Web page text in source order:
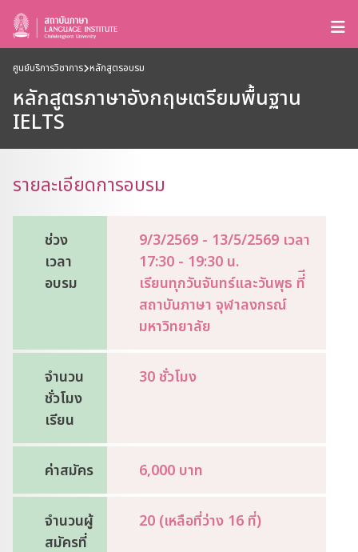
ศูนย์บริการวิชาการ หลักสูตรอบรม
หลักสูตรภาษาอังกฤษเตรียมพื้นฐาน
IELTS
รายละเอียดการอบรม
ช่วง
เวลา
อบรม
9/3/2569 - 13/5/2569 เวลา
17:30 - 19:30 น.
เรียนทุกวันจันทร์และวันพุธ ที่ี
สถาบันภาษา จุฬาลงกรณ์
มหาวิทยาลัย
จำนวน
ชั่วโมง
เรียน
30 ชั่วโมง
ค่าสมัคร 6,000 บาท
จำนวนผู้
สมัครที่
20 (เหลือที่ว่าง 16 ที่)